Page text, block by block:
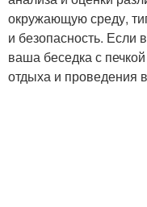
окружающую среду,
и безопасность. Если
ваша беседка с
отдыха и проведения